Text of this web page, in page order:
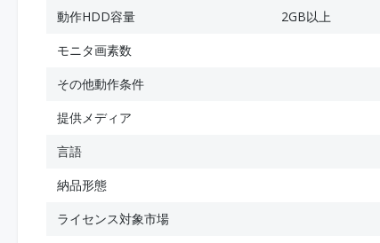
動作HDD容量
2GB以上
モニタ画素数
その他動作条件
提供メディア
言語
納品形態
ライセンス対象市場